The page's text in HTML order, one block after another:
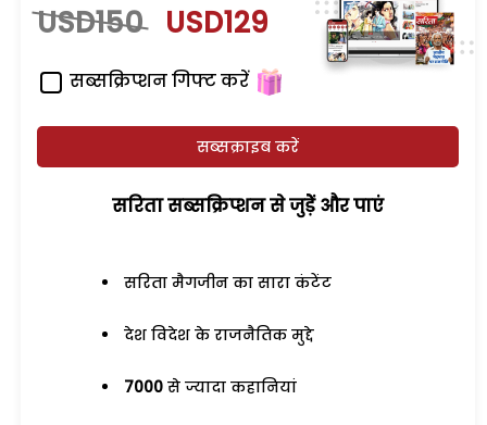
USD150 USD129
सब्सक्रिप्शन गिफ्ट करें
सब्सक्राइब करें
सरिता सब्सक्रिप्शन से जुड़ेें और पाएं
सरिता मैगजीन का सारा कंटेंट
देश विदेश के राजनैतिक मुद्दे
7000 से ज्यादा कहानियां